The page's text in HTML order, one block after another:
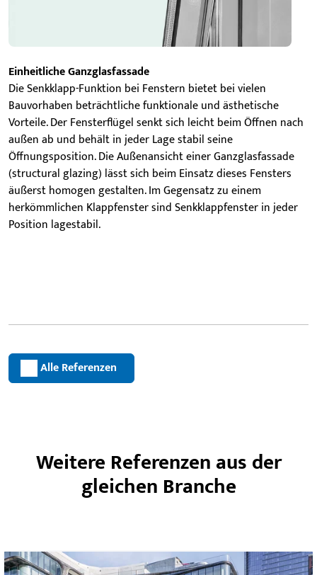
Einheitliche Ganzglasfassade
Die Senkklapp-Funktion bei Fenstern bietet bei vielen
Bauvorhaben beträchtliche funktionale und ästhetische
Vorteile. Der Fensterflügel senkt sich leicht beim Öffnen nach
außen ab und behält in jeder Lage stabil seine
Öffnungsposition. Die Außenansicht einer Ganzglasfassade
(structural glazing) lässt sich beim Einsatz dieses Fensters
äußerst homogen gestalten. Im Gegensatz zu einem
herkömmlichen Klappfenster sind Senkklappfenster in jeder
Position lagestabil.
Alle Referenzen
Weitere Referenzen aus der
gleichen Branche